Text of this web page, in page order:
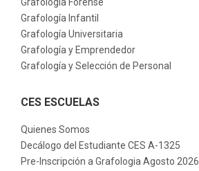
Grafología Infantil
Grafología Universitaria
Grafología y Emprendedor
Grafología y Selección de Personal
CES ESCUELAS
Quienes Somos
Decálogo del Estudiante CES A-1325
Pre-Inscripción a Grafologia Agosto 2026